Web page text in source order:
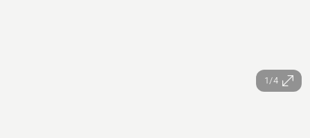
1/4